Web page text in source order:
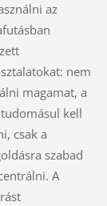
az
nem
magamat, a
kell
csak a
szabad
A